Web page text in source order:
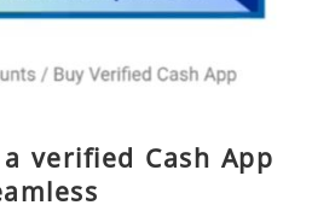
verified Cash App